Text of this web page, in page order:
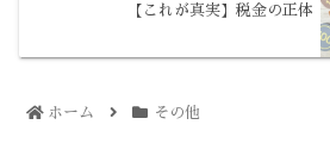
【これが真実】税金の正体
ホーム その他